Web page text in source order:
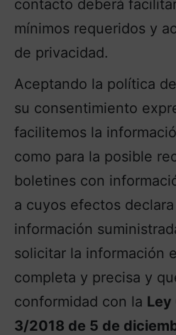
contacto deberá
mínimos requeridos y
de privacidad.
Aceptando la política
su consentimiento
facilitemos la
como para la posible
boletines con
a cuyos efectos
información
solicitar la información
completa y precisa y
conformidad con la Ley
3/2018 de 5 de